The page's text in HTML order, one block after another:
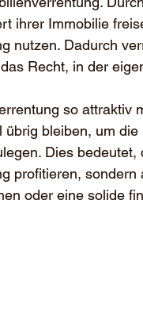
ihrer Immobilie
nutzen. Dadurch
Recht, in der
so attraktiv
übrig bleiben, um
Dies
profitieren,
oder eine solide